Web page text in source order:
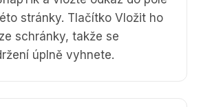
stránky. Tlačítko Vložit ho
schránky, takže se
úplně vyhnete.